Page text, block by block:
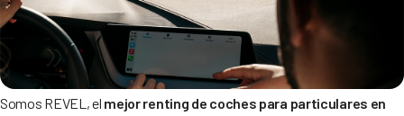
Somos REVEL, el mejor renting de coches para particulares en